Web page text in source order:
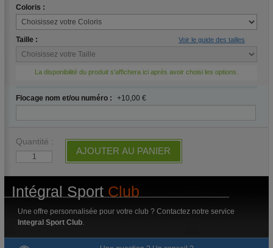
Coloris :
Taille : Voir le guide des tailles
La disponibilité du produit s'affichera ici après avoir choisi les options.
Flocage nom et/ou numéro : +10,00 €
Quantité :
AJOUTER AU PANIER
Intégral Sport Club
Une offre personnalisée pour votre club ? Contactez notre service
Integral Sport Club.